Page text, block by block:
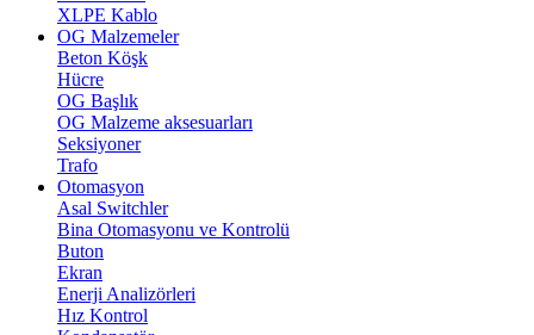
XLPE Kablo
OG Malzemeler
Beton Köşk
Hücre
OG Başlık
OG Malzeme aksesuarları
Seksiyoner
Trafo
Otomasyon
Asal Switchler
Bina Otomasyonu ve Kontrolü
Buton
Ekran
Enerji Analizörleri
Hız Kontrol